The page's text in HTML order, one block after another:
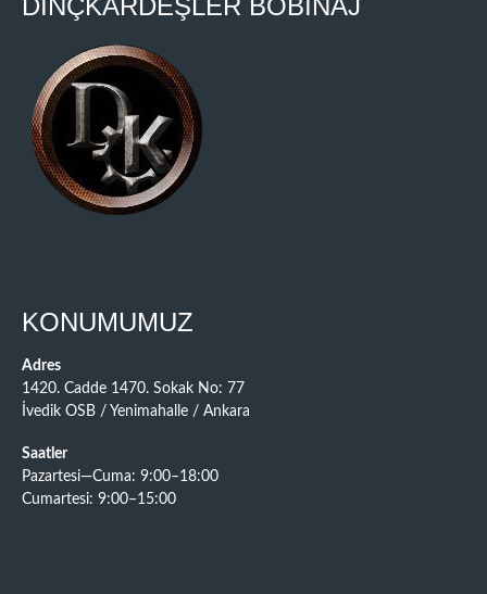
DİNÇKARDEŞLER BOBİNAJ
KONUMUMUZ
Adres
1420. Cadde 1470. Sokak No: 77
İvedik OSB / Yenimahalle / Ankara
Saatler
Pazartesi—Cuma: 9:00–18:00
Cumartesi: 9:00–15:00